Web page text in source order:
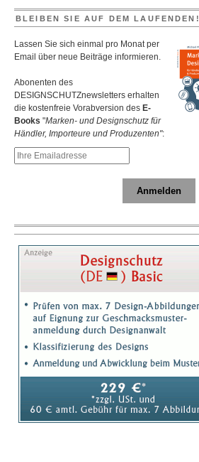
BLEIBEN SIE AUF DEM LAUFENDEN!
Lassen Sie sich einmal pro Monat per
Email über neue Beiträge informieren.
Abonenten des
DESIGNSCHUTZnewsletters erhalten
die kostenfreie Vorabversion des E-
Books "Marken- und Designschutz für
Händler, Importeure und Produzenten":
Anmelden